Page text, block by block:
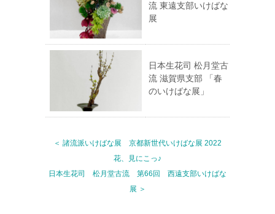
流 東遠支部いけばな
展
日本生花司 松月堂古
流 滋賀県支部 「春
のいけばな展」
＜ 諸流派いけばな展 京都新世代いけばな展 2022
花、見にこっ♪
日本生花司 松月堂古流 第66回 西遠支部いけばな
展 ＞